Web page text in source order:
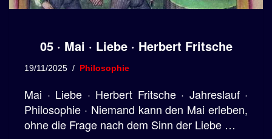
05 · Mai · Liebe · Herbert Fritsche
19/11/2025 Philosophie
Mai · Liebe · Herbert Fritsche · Jahreslauf ·
Philosophie · Niemand kann den Mai erleben,
ohne die Frage nach dem Sinn der Liebe …